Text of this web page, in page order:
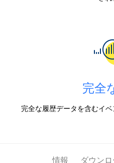
完全
完全な履歴データを含むイ
情報 ダウンロ